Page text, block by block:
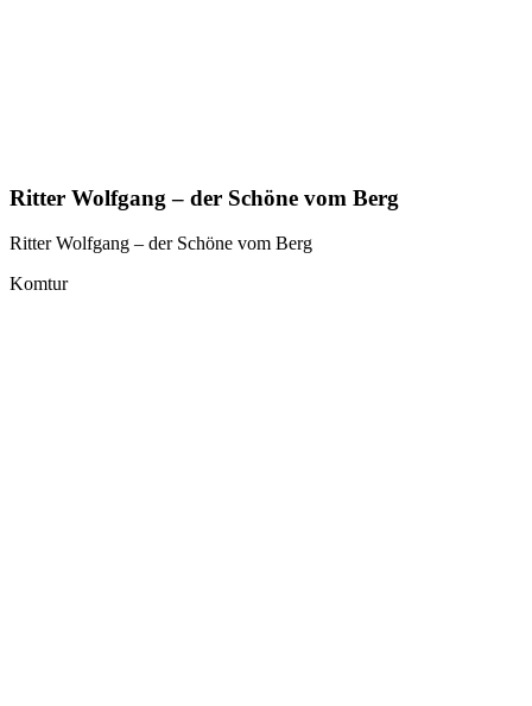
Ritter Wolfgang – der Schöne vom Berg
Ritter Wolfgang – der Schöne vom Berg
Komtur